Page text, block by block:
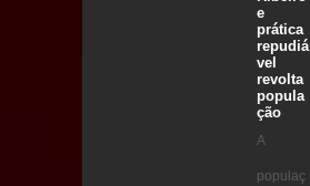
e
prática
repudiá
vel
revolta
popula
ção
A
populaç